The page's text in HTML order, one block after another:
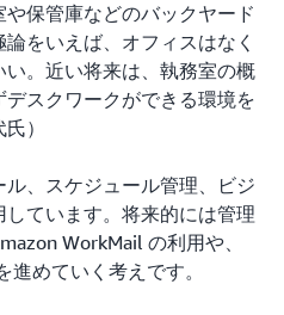
保管庫などのバックヤード
をいえば、オフィスはなく
。近い将来は、執務室の概
スクワークができる環境を
）
、スケジュール管理、ビジ
ています。将来的には管理
WorkMail の利用や、
進めていく考えです。